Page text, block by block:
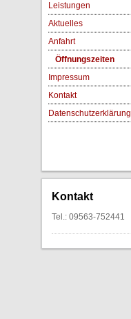
Leistungen
Aktuelles
Anfahrt
Öffnungszeiten
Impressum
Kontakt
Datenschutzerklärung
Kontakt
Tel.: 09563-752441